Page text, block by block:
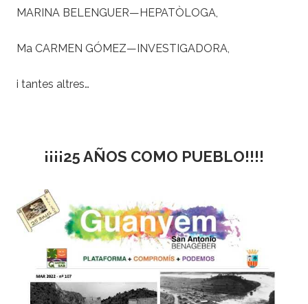
MARINA BELENGUER—HEPATÒLOGA,
Ma CARMEN GÓMEZ—INVESTIGADORA,
i tantes altres…
¡¡¡¡25 AÑOS COMO PUEBLO!!!!